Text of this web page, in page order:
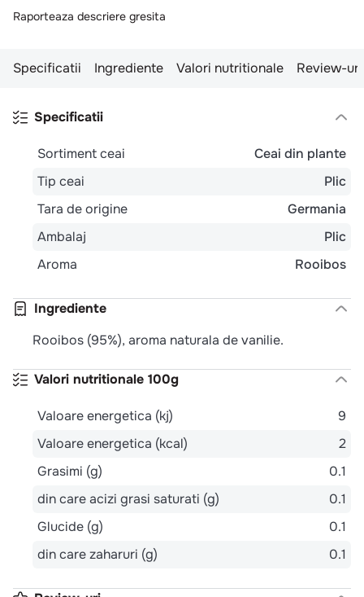
Raporteaza descriere gresita
Specificatii Ingrediente Valori nutritionale Review-uri
Specificatii
Sortiment ceai
Ceai din plante
Tip ceai
Plic
Tara de origine
Germania
Ambalaj
Plic
Aroma
Rooibos
Ingrediente
Rooibos (95%), aroma naturala de vanilie.
Valori nutritionale 100g
Valoare energetica (kj)
9
Valoare energetica (kcal)
2
Grasimi (g)
0.1
din care acizi grasi saturati (g)
0.1
Glucide (g)
0.1
din care zaharuri (g)
0.1